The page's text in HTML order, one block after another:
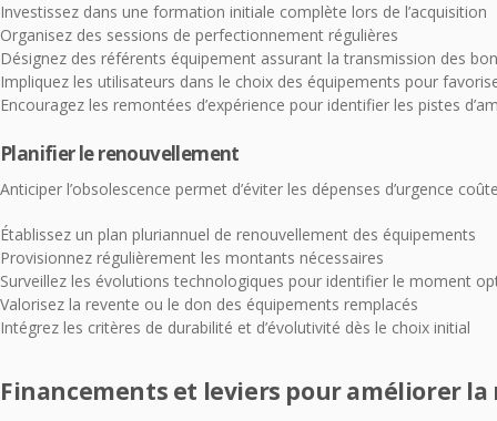
Investissez dans une formation initiale complète lors de l’acquisition
Organisez des sessions de perfectionnement régulières
Désignez des référents équipement assurant la transmission des
Impliquez les utilisateurs dans le choix des équipements pour
Encouragez les remontées d’expérience pour identifier les pistes
Planifier le renouvellement
Anticiper l’obsolescence permet d’éviter les dépenses d’urgence
Établissez un plan pluriannuel de renouvellement des équipements
Provisionnez régulièrement les montants nécessaires
Surveillez les évolutions technologiques pour identifier le moment
Valorisez la revente ou le don des équipements remplacés
Intégrez les critères de durabilité et d’évolutivité dès le choix initial
Financements et leviers pour améliorer